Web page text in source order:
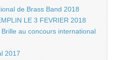
de Brass Band 2018
LE 3 FEVRIER 2018
au concours international
2017